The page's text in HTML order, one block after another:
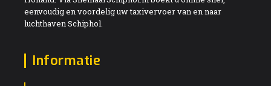
eenvoudig en voordelig uw taxivervoer van en naar
luchthaven Schiphol.
Informatie